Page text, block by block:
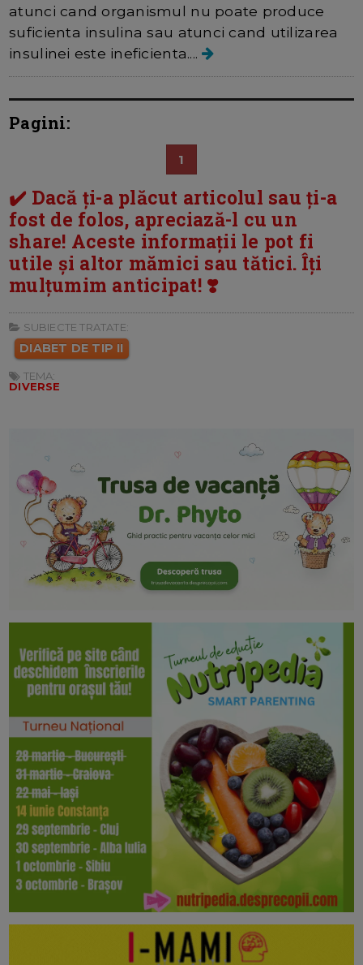
atunci cand organismul nu poate produce
suficienta insulina sau atunci cand utilizarea
insulinei este ineficienta....
Pagini:
1
✔️ Dacă ți-a plăcut articolul sau ți-a
fost de folos, apreciază-l cu un
share! Aceste informații le pot fi
utile și altor mămici sau tătici. Îți
mulțumim anticipat! ❣️
SUBIECTE TRATATE:
DIABET DE TIP II
TEMA:
DIVERSE